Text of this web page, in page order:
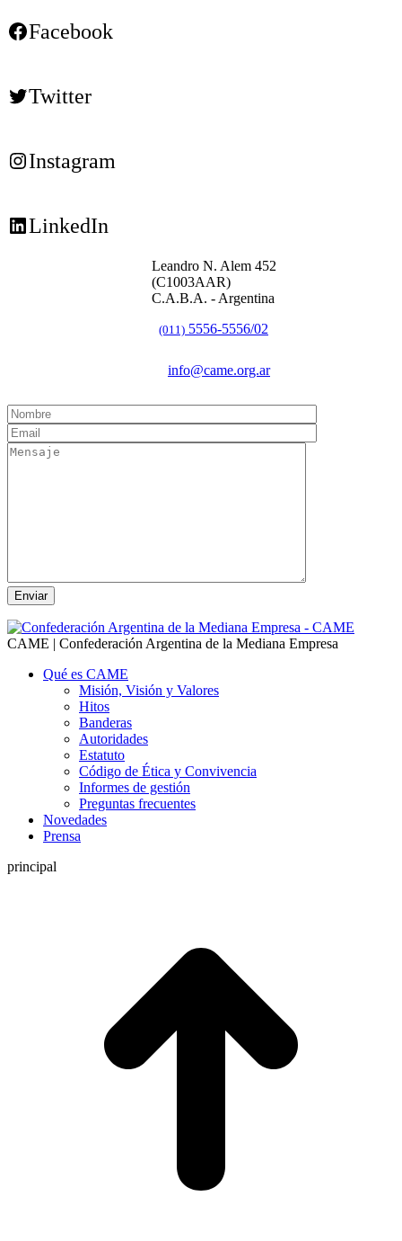
Facebook
Twitter
Instagram
LinkedIn
Leandro N. Alem 452
(C1003AAR)
C.A.B.A. - Argentina
(011) 5556-5556/02
info@came.org.ar
CAME | Confederación Argentina de la Mediana Empresa
Qué es CAME
Misión, Visión y Valores
Hitos
Banderas
Autoridades
Estatuto
Código de Ética y Convivencia
Informes de gestión
Preguntas frecuentes
Novedades
Prensa
principal